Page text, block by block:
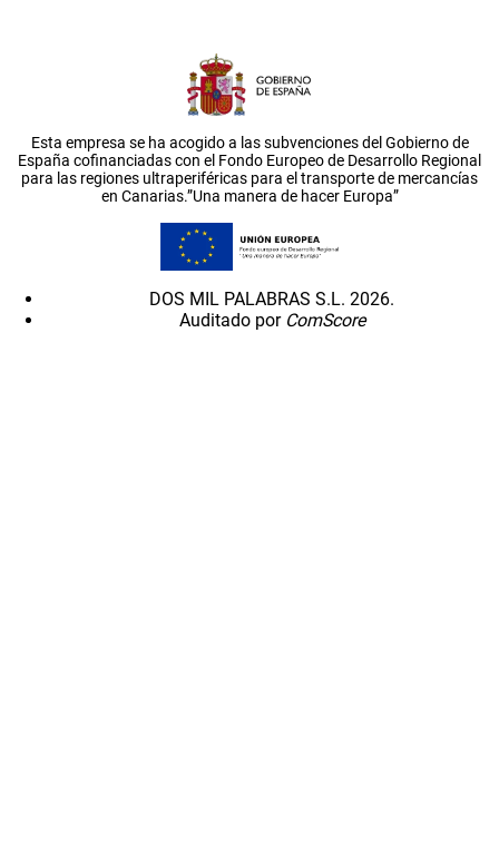
Esta empresa se ha acogido a las subvenciones del Gobierno de
España cofinanciadas con el Fondo Europeo de Desarrollo Regional
para las regiones ultraperiféricas para el transporte de mercancías
en Canarias.”Una manera de hacer Europa”
DOS MIL PALABRAS S.L. 2026.
Auditado por ComScore